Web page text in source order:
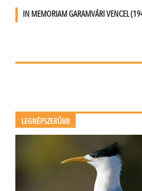
IN MEMORIAM GARAMVÁRI VENCEL
LEGNÉPSZERŰBB